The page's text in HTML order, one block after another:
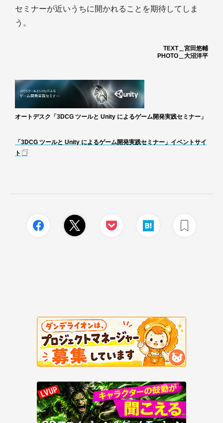
セミナーが近いうちに開かれることを期待してしま
う。
TEXT＿宮田悠輔
PHOTO＿大沼洋平
オートデスク「3DCG ツールと Unity によるゲーム開発実践セミナー」
「3DCG ツールと Unity によるゲーム開発実践セミナー」イベントサイ
ト